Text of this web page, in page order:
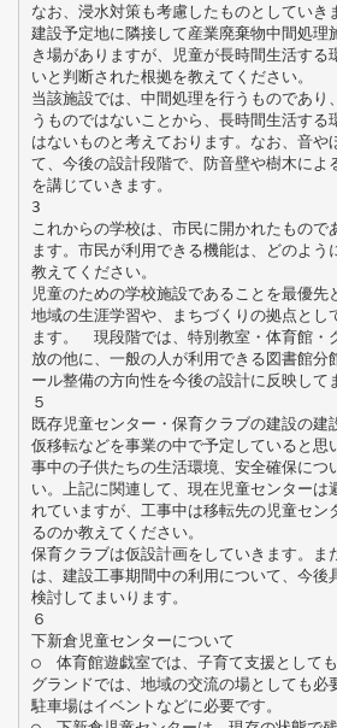
なお、浸水対策も考慮したものとしていき
建設予定地に隣接して産業廃棄物中間処理
き場がありますが、児童が長時間生活する
いと判断された根拠を教えてください。
当該施設では、中間処理を行うものであり
うものではないことから、長時間生活する
はないものと考えております。なお、音や
て、今後の設計段階で、防音壁や樹木によ
を講じていきます。
3
これからの学校は、市民に開かれたもので
ます。市民が利用できる機能は、どのよう
教えてください。
児童のための学校施設であることを最優先
地域の生涯学習や、まちづくりの拠点とし
ます。 現段階では、特別教室・体育館・
放の他に、一般の人が利用できる図書館分
ール整備の方向性を今後の設計に反映して
５
既存児童センター・保育クラブの建設の建
仮移転などを事業の中で予定していると思
事中の子供たちの生活環境、安全確保につ
い。上記に関連して、現在児童センターは
れていますが、工事中は移転先の児童セン
るのか教えてください。
保育クラブは仮設計画をしていきます。ま
は、建設工事期間中の利用について、今後
検討してまいります。
６
下新倉児童センターについて
○ 体育館遊戯室では、子育て支援としても
グランドでは、地域の交流の場としても必
駐車場はイベントなどに必要です。